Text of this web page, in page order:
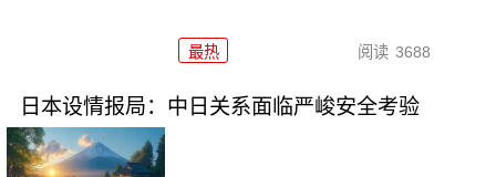
最热 阅读 3688
日本设情报局：中日关系面临严峻安全考验